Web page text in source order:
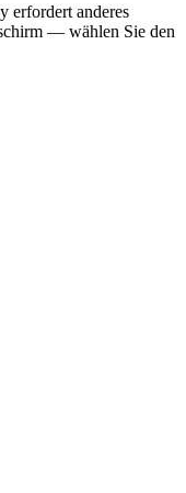
erfordert anderes
— wählen Sie den